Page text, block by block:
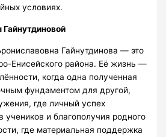
условиях.
Гайнутдинова — это
Енисейского района. Её жизнь —
когда одна полученная
фундаментом для другой,
где личный успех
учеников и благополучия родного
где материальная поддержка